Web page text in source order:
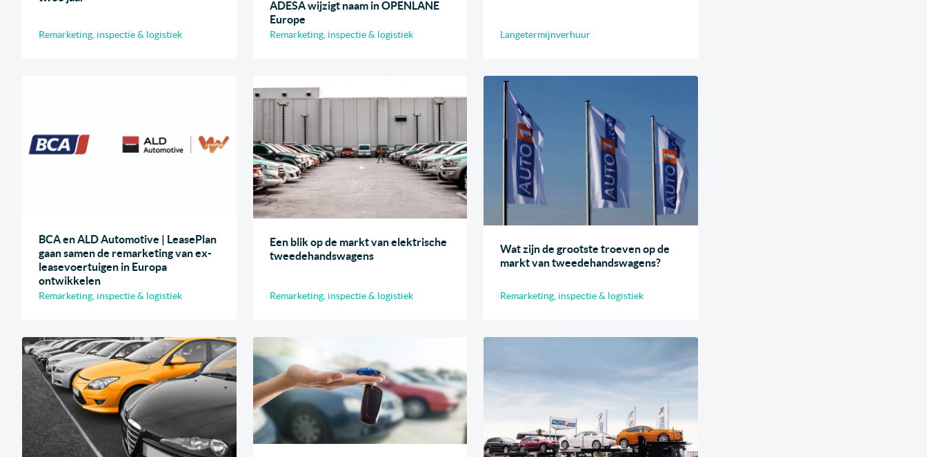
Remarketing, inspectie & logistiek
ADESA wijzigt naam in OPENLANE
Europe
Remarketing, inspectie & logistiek Langetermijnverhuur
BCA en ALD Automotive | LeasePlan
gaan samen de remarketing van ex-
leasevoertuigen in Europa
ontwikkelen
Remarketing, inspectie & logistiek
Een blik op de markt van elektrische
tweedehandswagens
Remarketing, inspectie & logistiek
Wat zijn de grootste troeven op de
markt van tweedehandswagens?
Remarketing, inspectie & logistiek